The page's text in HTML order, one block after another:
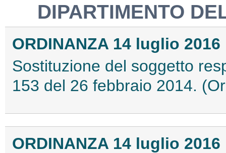
DIPARTIMENTO
ORDINANZA 14 luglio 2016
Sostituzione del soggetto
153 del 26 febbraio 2014.
ORDINANZA 14 luglio 2016